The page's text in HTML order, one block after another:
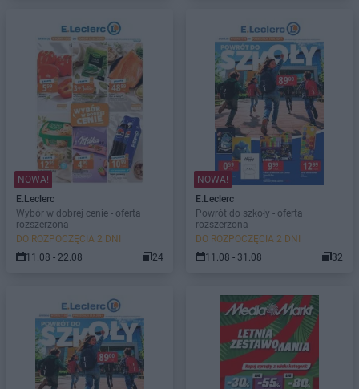
NOWA!
E.Leclerc
Wybór w dobrej cenie - oferta
rozszerzona
DO ROZPOCZĘCIA 2 DNI
11.08 - 22.08
24
NOWA!
E.Leclerc
Powrót do szkoły - oferta
rozszerzona
DO ROZPOCZĘCIA 2 DNI
11.08 - 31.08
32